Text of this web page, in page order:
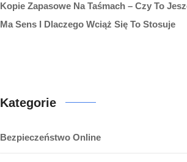
Kopie Zapasowe Na Taśmach – Czy To
Ma Sens I Dlaczego Wciąż Się To Stosuje
Kategorie
Bezpieczeństwo Online